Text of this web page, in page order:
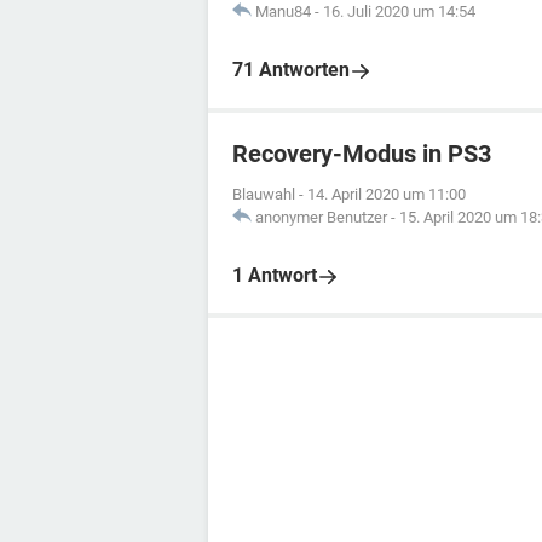
Manu84 - 16. Juli 2020 um 14:54
71 Antworten
Recovery-Modus in PS3
Blauwahl - 14. April 2020 um 11:00
anonymer Benutzer - 15. April 2020 um
1 Antwort